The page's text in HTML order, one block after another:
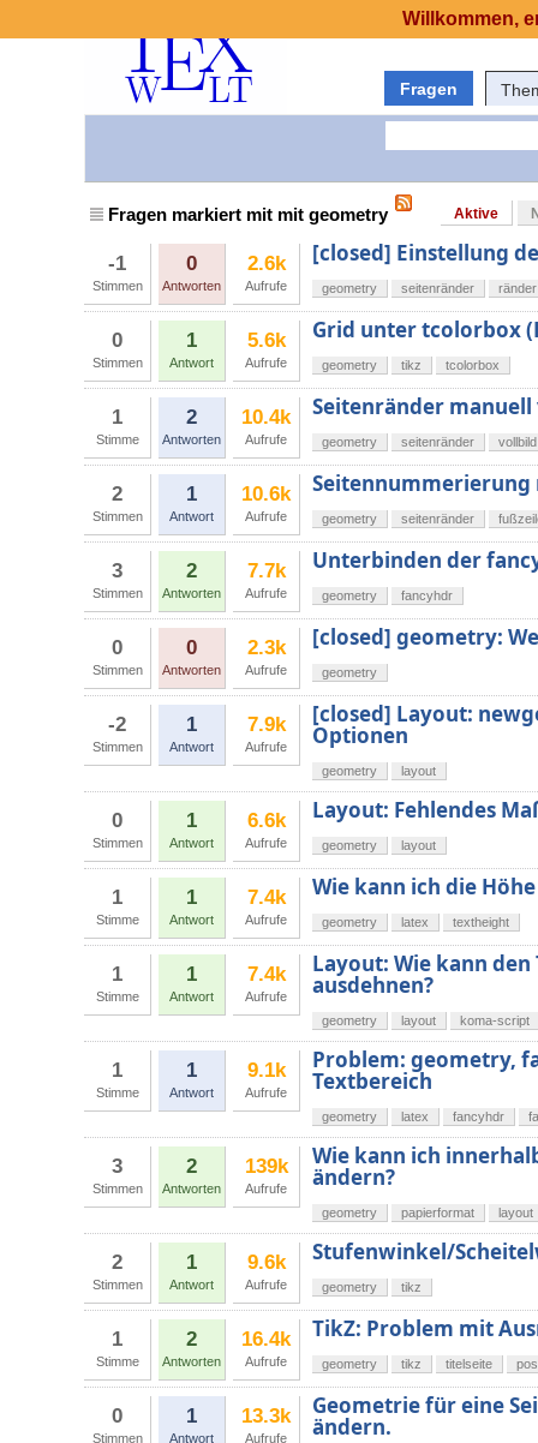
Fragen
Fragen markiert mit mit geometry Aktive
-1
Stimmen
0
Antworten
2.6k
Aufrufe
[closed] Einstellung
geometry seitenränder ränder
0
Stimmen
1
Antwort
5.6k
Aufrufe
Grid unter tcolorbox
geometry tikz tcolorbox
1
Stimme
2
Antworten
10.4k
Aufrufe
Seitenränder
geometry seitenränder vollbild
2
Stimmen
1
Antwort
10.6k
Aufrufe
Seitennummerierung
geometry seitenränder
3
Stimmen
2
Antworten
7.7k
Aufrufe
Unterbinden der
geometry fancyhdr
0
Stimmen
0
Antworten
2.3k
Aufrufe
[closed] geometry:
geometry
-2
Stimmen
1
Antwort
7.9k
Aufrufe
[closed] Layout:
Optionen
geometry layout
0
Stimmen
1
Antwort
6.6k
Aufrufe
Layout: Fehlendes
geometry layout
1
Stimme
1
Antwort
7.4k
Aufrufe
Wie kann ich die
geometry latex textheight
1
Stimme
1
Antwort
7.4k
Aufrufe
Layout: Wie kann
ausdehnen?
geometry layout koma-script
1
Stimme
1
Antwort
9.1k
Aufrufe
Problem: geometry,
Textbereich
geometry latex fancyhdr
3
Stimmen
2
Antworten
139k
Aufrufe
Wie kann ich
ändern?
geometry papierformat layout
2
Stimmen
1
Antwort
9.6k
Aufrufe
Stufenwinkel/
geometry tikz
1
Stimme
2
Antworten
16.4k
Aufrufe
TikZ: Problem mit
geometry tikz titelseite
0
Stimmen
1
Antwort
13.3k
Aufrufe
Geometrie für eine
ändern.
Willkommen,